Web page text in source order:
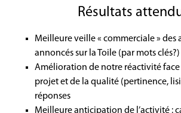
Résultats
Meilleure veille « commerciale » des
annoncés sur la Toile (par mots clés?)
Amélioration de notre réactivité face
projet et de la qualité (pertinence,
réponses
Meilleure anticipation de l’activité :